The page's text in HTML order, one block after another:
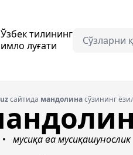
Ўзбек тилининг
имло луғати
сайтида мандолинасўзининг
•
мусиқа ва мусиқашунослик